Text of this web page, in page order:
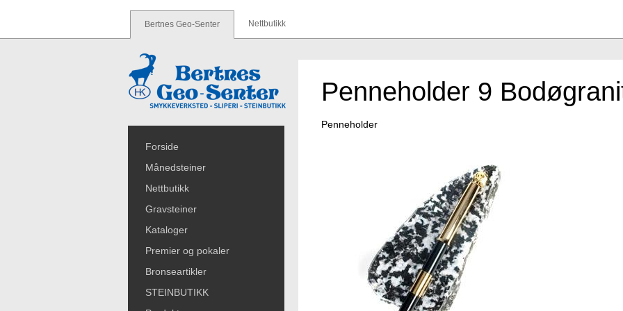
Bertnes Geo-Senter Nettbutikk
Forside
Månedsteiner
Nettbutikk
Gravsteiner
Kataloger
Premier og pokaler
Bronseartikler
STEINBUTIKK
Penneholder 9
Penneholder